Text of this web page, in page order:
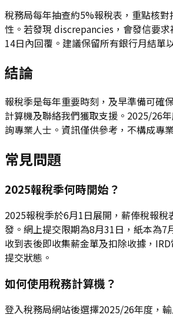
稅務局每年抽查約5%報稅表，重點核
性。若發現 discrepancies，會發信要
14日內回覆。建議保留所有銀行月結單
結論
報稅季是每年重要時刻，及早準備可確
計算機及聯絡我們獲取支援。2025/26
詢專業人士。資訊僅供參考，不構成專
常見問題
2025報稅季何時開始？
2025報稅季於6月1日展開，薪俸稅報稅
發。網上提交限期為8月31日，紙本為7
收到表後即收集薪金單及扣除收據，
提交狀態。
如何使用稅務計算機？
登入稅務局網站後選擇2025/26年度，